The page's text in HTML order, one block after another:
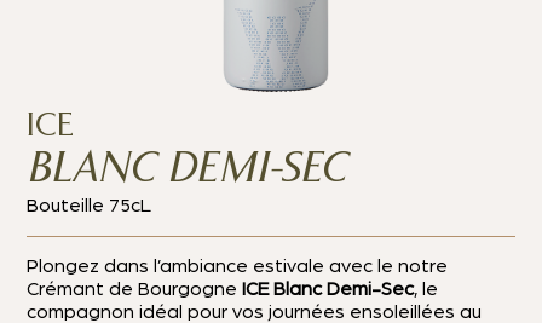
ICE
BLANC DEMI-SEC
Bouteille 75cL
Plongez dans l’ambiance estivale avec le notre
Crémant de Bourgogne ICE Blanc Demi-Sec, le
compagnon idéal pour vos journées ensoleillées au